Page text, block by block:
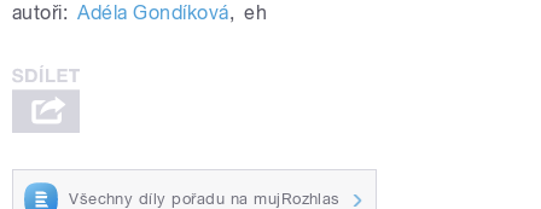
autoři: Adéla Gondíková, eh
Všechny díly pořadu na mujRozhlas